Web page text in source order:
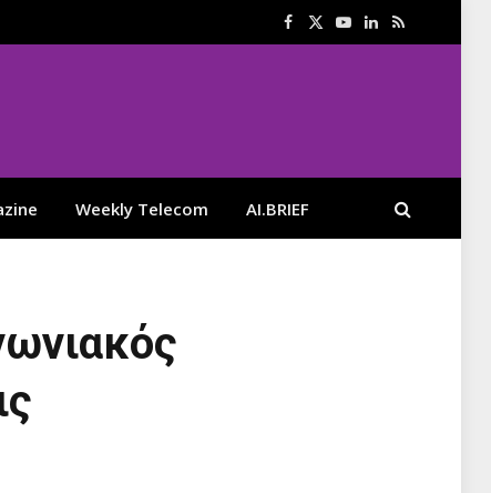
Facebook
X
YouTube
LinkedIn
RSS
Weekly Telecom AI.BRIEF